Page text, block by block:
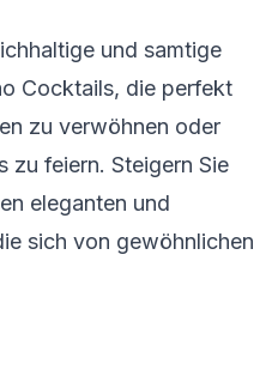
und samtige
Cocktails, die perfekt
zu verwöhnen oder
zu feiern. Steigern Sie
eleganten und
sich von gewöhnlichen